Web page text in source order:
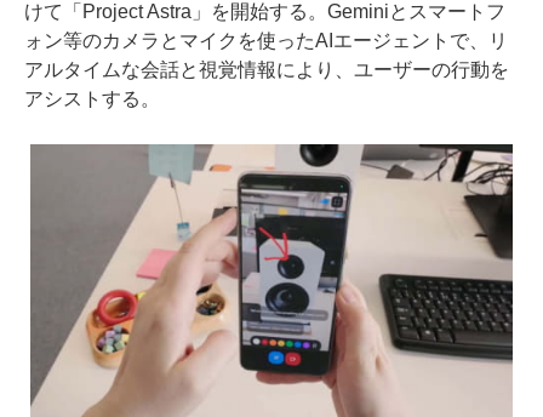
けて「Project Astra」を開始する。Geminiとスマートフ
ォン等のカメラとマイクを使ったAIエージェントで、リ
アルタイムな会話と視覚情報により、ユーザーの行動を
アシストする。